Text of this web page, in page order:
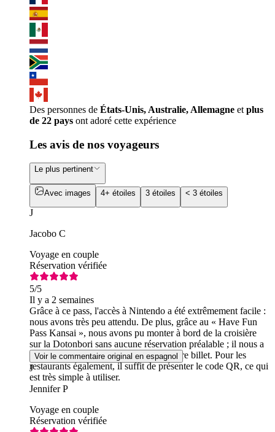
Des personnes de États-Unis, Australie, Allemagne et plus
de 22 pays ont adoré cette expérience
Les avis de nos voyageurs
Le plus pertinent
Avec images 4+ étoiles 3 étoiles < 3 étoiles
J
Jacobo C
Voyage en couple
Réservation vérifiée
5/5
Il y a 2 semaines
Grâce à ce pass, l'accès à Nintendo a été extrêmement facile :
nous avons très peu attendu. De plus, grâce au « Have Fun
Pass Kansai », nous avons pu monter à bord de la croisière
sur la Dotonbori sans aucune réservation préalable ; il nous a
suffi de nous présenter pour obtenir notre billet. Pour les
restaurants également, il suffit de présenter le code QR, ce qui
est très simple à utiliser.
Voir le commentaire original en espagnol
J
Jennifer P
Voyage en couple
Réservation vérifiée